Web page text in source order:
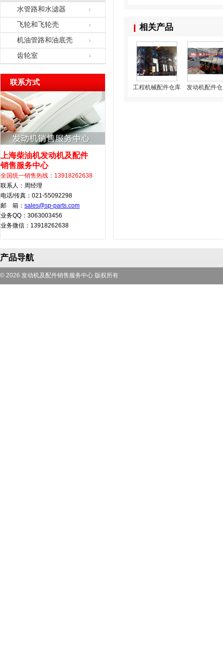
水管路和水滤器
飞轮和飞轮壳
机油管路和油底壳
齿轮室
联系方式
上海柴油机发动机及配件
销售服务中心
全国统一销售热线：13918262638
联系人：周经理
电话/传真：021-55092298
邮 箱： sales@sp-parts.com
业务QQ：3063003456
业务微信：13918262638
相关产品
工程机械配件仓库 发动机配件
产品导航
© 2026 发动机及配件销售服务中心 版权所有